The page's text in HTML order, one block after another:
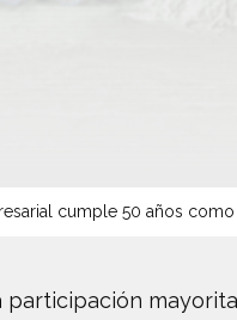
cumple 50 años
participación